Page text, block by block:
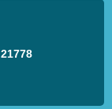
21778